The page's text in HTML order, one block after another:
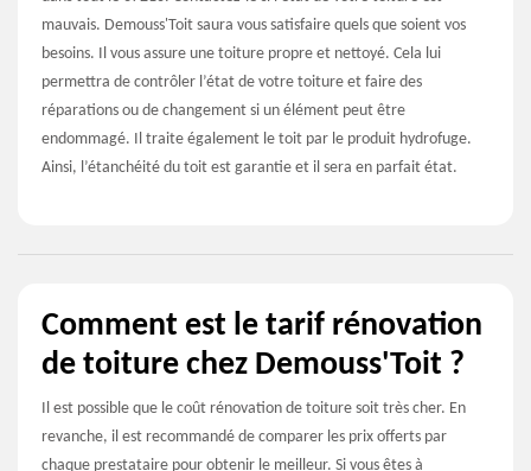
mauvais. Demouss'Toit saura vous satisfaire quels que soient vos
besoins. Il vous assure une toiture propre et nettoyé. Cela lui
permettra de contrôler l’état de votre toiture et faire des
réparations ou de changement si un élément peut être
endommagé. Il traite également le toit par le produit hydrofuge.
Ainsi, l’étanchéité du toit est garantie et il sera en parfait état.
Comment est le tarif rénovation
de toiture chez Demouss'Toit ?
Il est possible que le coût rénovation de toiture soit très cher. En
revanche, il est recommandé de comparer les prix offerts par
chaque prestataire pour obtenir le meilleur. Si vous êtes à